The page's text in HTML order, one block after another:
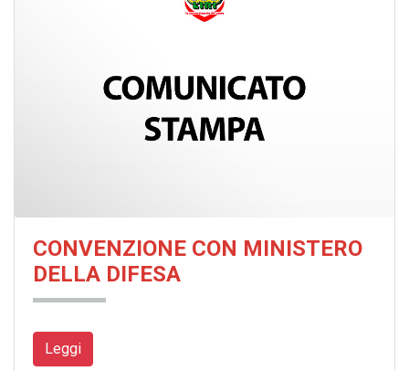
CONVENZIONE CON MINISTERO
DELLA DIFESA
Leggi